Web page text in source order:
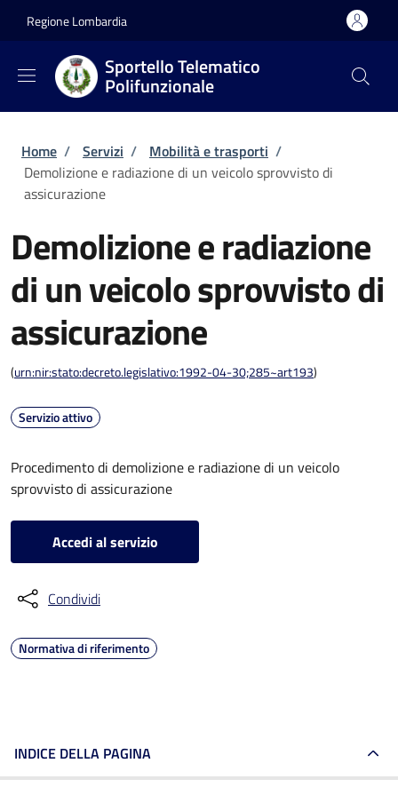
Regione Lombardia
Sportello Telematico
Polifunzionale
Briciole di pane
Home / Servizi / Mobilità e trasporti /
Demolizione e radiazione di un veicolo sprovvisto di
assicurazione
Demolizione e radiazione
di un veicolo sprovvisto di
assicurazione
(urn:nir:stato:decreto.legislativo:1992-04-30;285~art193)
Servizio attivo
Procedimento di demolizione e radiazione di un veicolo
sprovvisto di assicurazione
Accedi al servizio
Condividi
Normativa di riferimento
INDICE DELLA PAGINA